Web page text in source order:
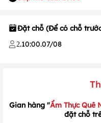
Đặt chỗ (Để có chỗ
2.10:00.07/08
Gian hàng "Ẩm Thực Quê
đặt chỗ
/1